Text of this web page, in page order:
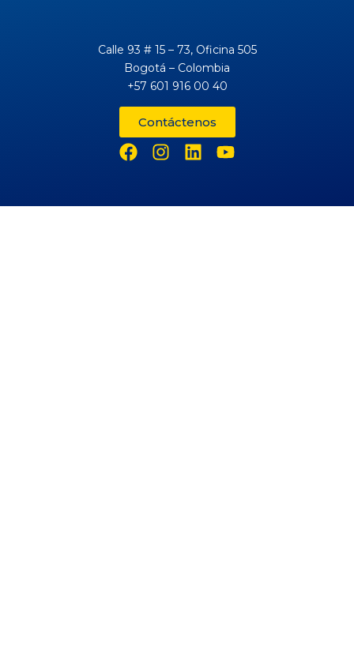
Calle 93 # 15 – 73, Oficina 505
Bogotá – Colombia
+57 601 916 00 40
Contáctenos